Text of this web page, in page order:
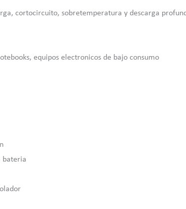
cortocircuito, sobretemperatura y descarga
equipos electronicos de bajo consumo
bateria